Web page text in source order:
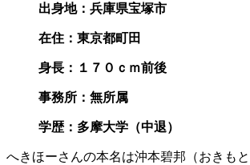
出身地：兵庫県宝塚市
在住：東京都町田
身長：１７０ｃｍ前後
事務所：無所属
学歴：多摩大学（中退）
へきほーさんの本名は沖本碧邦（おきも